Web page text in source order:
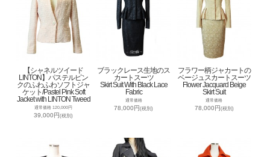
【シャネルツイード
LINTON】パステルピン
クのふわふわソフトジャ
ケット/Pastel Pink Soft
Jacket with LINTON Tweed
通常価格 120,000円
39,000円(税別)
ブラックレース生地のス
カートスーツ
Skirt Suit With Black Lace
Fabric
通常価格
78,000円(税別)
フラワー柄ジャカートの
ベージュスカートスーツ
Flower Jacquard Beige
Skirt Suit
通常価格
78,000円(税別)